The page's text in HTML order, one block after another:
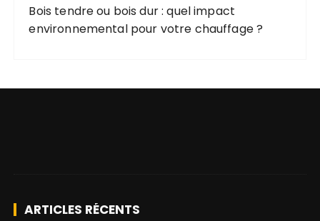
Bois tendre ou bois dur : quel impact
environnemental pour votre chauffage ?
ARTICLES RÉCENTS